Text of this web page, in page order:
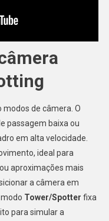
de câmera. O
passagem baixa ou
em alta velocidade.
ideal para
aproximações mais
a câmera em
Tower/Spotter fixa
para simular a